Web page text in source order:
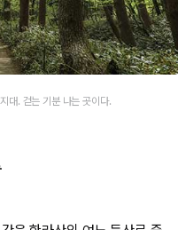
대. 걷는 기분 나는 곳이다.